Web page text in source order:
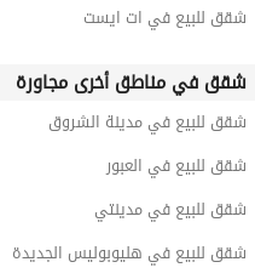
شقق للبيع في ات ايست
شقق في مناطق أخرى مجاورة
شقق للبيع في مدينة الشروق
شقق للبيع في العبور
شقق للبيع في مدينتي
شقق للبيع في هليوبوليس الجديدة